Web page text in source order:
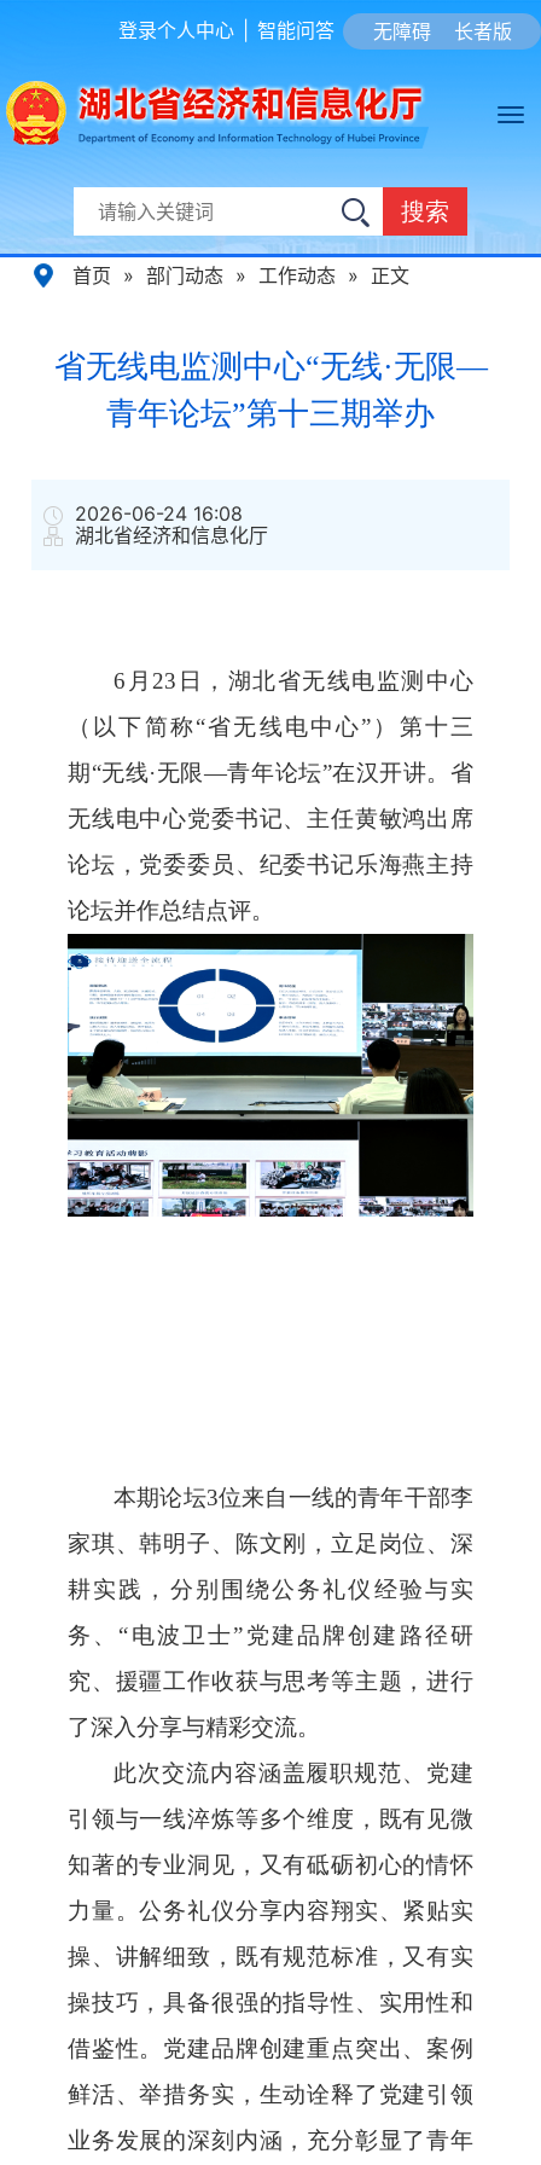
无障碍 长者版
登录个人中心 智能问答
搜索
首页 » 部门动态 » 工作动态 » 正文
省无线电监测中心“无线·无限—
青年论坛”第十三期举办
2026-06-24 16:08
湖北省经济和信息化厅
6 月 23 日，湖北省无线电监测中心
（ 以下简称“省无线电中心”）第十三
期“无线·无限—青年论坛”在汉开讲。省
无线电中心党委书记、主任黄敏鸿出席
论坛，党委委员、纪委书记乐海燕主持
论坛并作总结点评。
本期论坛3位来自一线的青年干部李
家琪、韩明子、陈文刚，立足岗位、深
耕实践，分别 围 绕公务礼仪经验与实
务 、“电波卫士”党建品牌创建路径研
究、援疆工作收获与思考等主题，进行
了深入分享与精彩交流。
此次交流内容涵盖履职规范、党建
引领与一线淬炼等多个维度，既有见微
知著的专业洞见，又有砥砺初心的情怀
力量。公务礼仪分享内容翔实、紧贴实
操、讲解细致，既有规范标准，又有实
操技巧，具备很强的指导性、实用性和
借鉴性。 党建品牌创建重点突出、案例
鲜活、举措务实 ， 生动诠释了党建引领
业务发展的深刻内涵，充分彰显了青年